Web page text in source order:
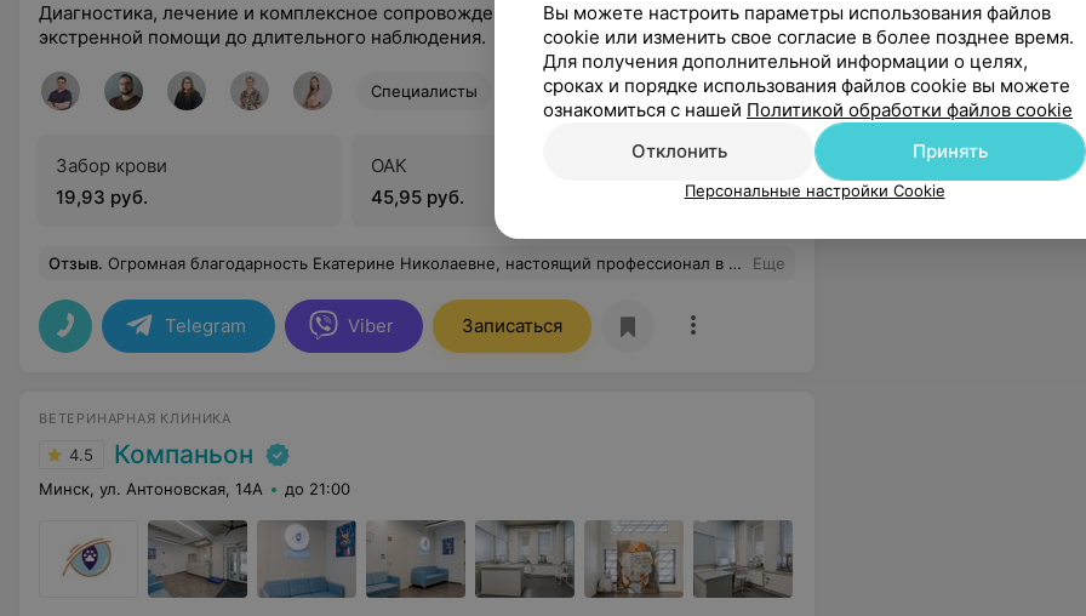
Диагностика, лечение и комплексное сопровождение кошек и собак: от
экстренной помощи до длительного наблюдения.
Специалисты
Забор крови
19,93 руб.
ОАК
45,95 руб.
БАК (развёрнутый)
68,78 руб.
БАК
Отзыв. Огромная благодарность Екатерине Николаевне, настоящий профессионал в своей сфере и замечательный человек! Еще
Telegram Viber Записаться
ВЕТЕРИНАРНАЯ КЛИНИКА
4.5 Компаньон
Минск, ул. Антоновская, 14А до 21:00
Вы можете настроить параметры использования файлов
cookie или изменить свое согласие в более позднее время.
Для получения дополнительной информации о целях,
сроках и порядке использования файлов cookie вы можете
ознакомиться с нашей Политикой обработки файлов cookie
Отклонить
Принять
Персональные настройки Cookie